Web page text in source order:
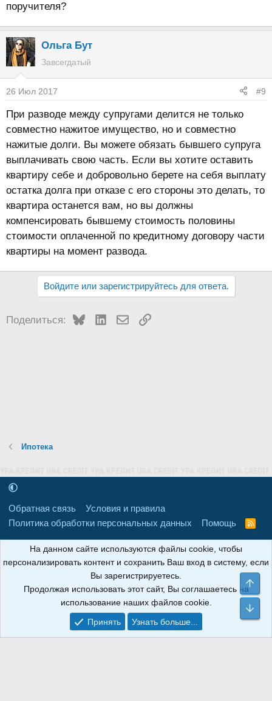
поручителя?
Ольга Бут
Завсегдатый
26 Июл 2017 #9
При разводе между супругами делится не только
совместно нажитое имущество, но и совместно
нажитые долги. Вы можете обязать бывшего супруга
выплачивать свою часть. Если вы хотите оставить
квартиру себе и добровольно берете на себя выплату
остатка долга при отказе с его стороны это делать, то
квартира останется вам, но вы должны
компенсировать бывшему стоимость половины
стоимости оплаченной по кредитному договору части
квартиры на момент развода.
Войдите или зарегистрируйтесь для ответа.
Поделиться: BlueskyLinkedInЭлектронная почта
Ссылка
Ипотека
Обратная связь
Условия и правила
Политика обработки персональных данных
Помощь
R
Свидетельство о регистрации товарного знака № 665857 от
06.08.2018 г. Сайт не является СМИ. Сделано вРунетЛаб – Сайты и
АНОИНФО; ОГРН: 1247700801700; ИНН/КПП:
9709119500/320001001; Юридический адрес: 241030, Брянская
область, г. Брянск, ул. Мира, д. 96, ком. 124
На данном сайте используются файлы cookie, чтобы
персонализировать контент и сохранить Ваш вход в систему, если
Вы зарегистрируетесь.
Продолжая использовать этот сайт, Вы соглашаетесь на
использование наших файлов cookie.
Принять
Узнать больше...